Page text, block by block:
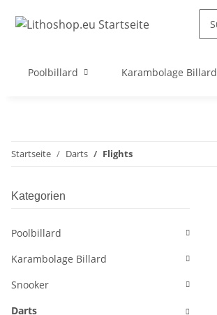
Poolbillard Karambolage Billard
Startseite Darts Flights
Kategorien
Poolbillard
Karambolage Billard
Snooker
Darts